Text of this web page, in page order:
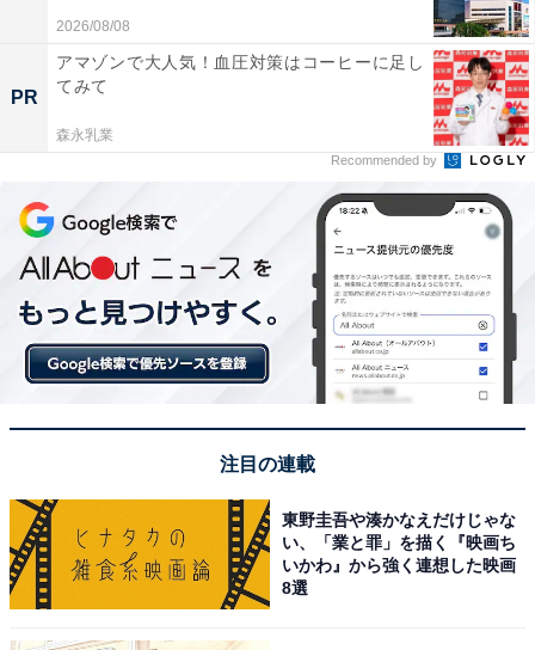
ダッフルコートいうカジュアルなアイテムだからこそ、
これだけ彩りが強くても嫌味な感じがありません。ユニ
クロの展示会でこのダッフルコートを見たとき、正直自
分が着たいと思いました（笑）。
■ウールブレンドダッフルコート ／ユニクロ 1万4900円
2026/08/08
PR
アマゾンで大人気！血圧対策はコーヒーに足し
てみて
森永乳業
Recommended by
注目の連載
東野圭吾や湊かなえだけじゃな
い、「業と罪」を描く『映画ち
いかわ』から強く連想した映画
8選